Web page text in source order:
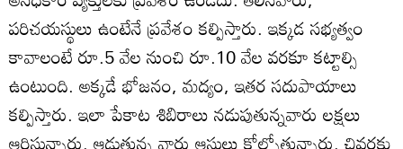
పరిచయస్థులు ఉంటేనే ప్రవేశం కల్పిస్తారు. ఇక్కడ సభ్యత్వం
కావాలంటే రూ.5 వేల నుంచి రూ.10 వేల వరకూ కట్టాల్సి
ఉంటుంది. అక్కడే భోజనం, మద్యం, ఇతర సదుపాయాలు
కల్పిస్తారు. ఇలా పేకాట శిబిరాలు నడుపుతున్నవారు లక్షలు